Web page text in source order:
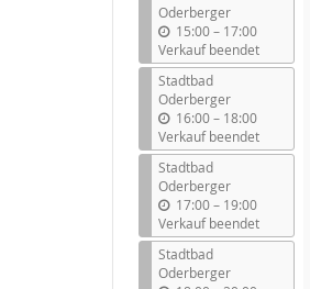
Oderberger
15:00–b
i
s
17:00
Verkauf beendet
Stadtbad
Oderberger
16:00–b
i
s
18:00
Verkauf beendet
Stadtbad
Oderberger
17:00–b
i
s
19:00
Verkauf beendet
Stadtbad
Oderberger